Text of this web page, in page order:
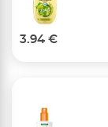
3.94 €